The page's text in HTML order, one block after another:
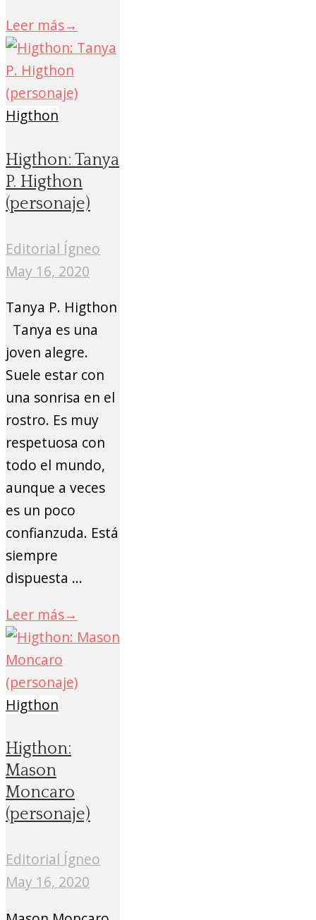
Leer más→
Higthon
Higthon: Tanya
P. Higthon
(personaje)
Editorial Ígneo
May 16, 2020
Tanya P. Higthon
Tanya es una
joven alegre.
Suele estar con
una sonrisa en el
rostro. Es muy
respetuosa con
todo el mundo,
aunque a veces
es un poco
confianzuda. Está
siempre
dispuesta ...
Leer más→
Higthon
Higthon:
Mason
Moncaro
(personaje)
Editorial Ígneo
May 16, 2020